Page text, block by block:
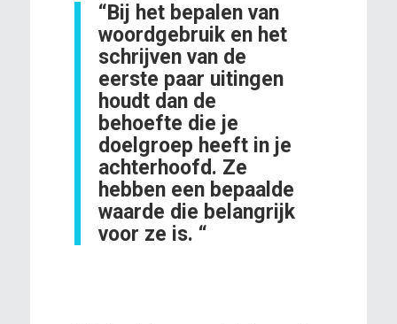
“Bij het bepalen van
woordgebruik en het
schrijven van de
eerste paar uitingen
houdt dan de
behoefte die je
doelgroep heeft in je
achterhoofd. Ze
hebben een bepaalde
waarde die belangrijk
voor ze is. “